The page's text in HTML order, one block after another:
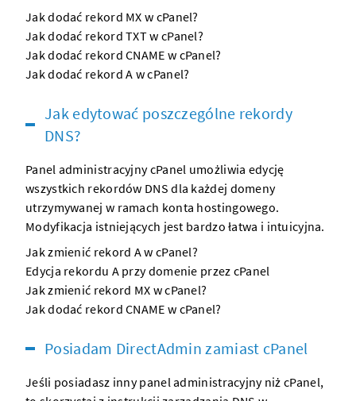
Jak dodać rekord MX w cPanel?
Jak dodać rekord TXT w cPanel?
Jak dodać rekord CNAME w cPanel?
Jak dodać rekord A w cPanel?
Jak edytować poszczególne rekordy
DNS?
Panel administracyjny cPanel umożliwia edycję
wszystkich rekordów DNS dla każdej domeny
utrzymywanej w ramach konta hostingowego.
Modyfikacja istniejących jest bardzo łatwa i intuicyjna.
Jak zmienić rekord A w cPanel?
Edycja rekordu A przy domenie przez cPanel
Jak zmienić rekord MX w cPanel?
Jak dodać rekord CNAME w cPanel?
Posiadam DirectAdmin zamiast cPanel
Jeśli posiadasz inny panel administracyjny niż cPanel,